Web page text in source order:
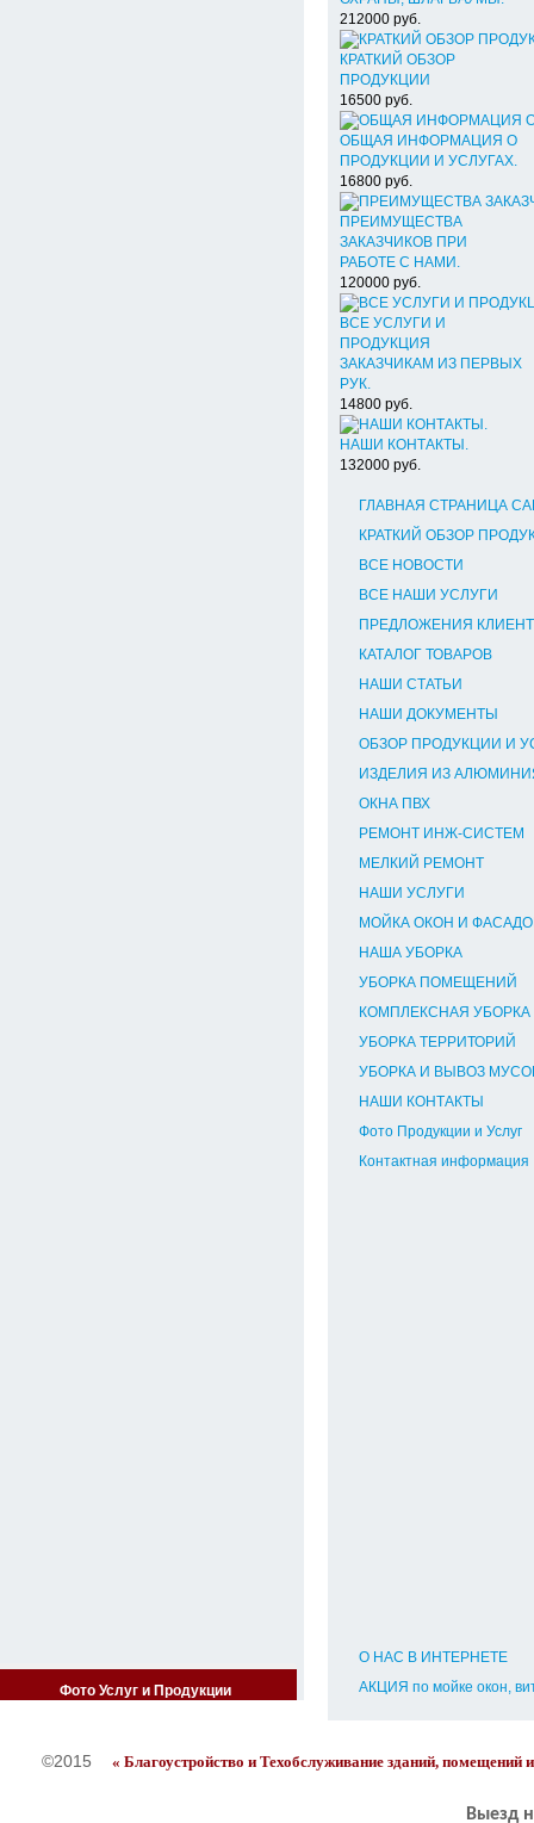
212000 руб.
КРАТКИЙ ОБЗОР
ПРОДУКЦИИ
16500 руб.
ОБЩАЯ ИНФОРМАЦИЯ О
ПРОДУКЦИИ И УСЛУГАХ.
16800 руб.
ПРЕИМУЩЕСТВА
ЗАКАЗЧИКОВ ПРИ
РАБОТЕ С НАМИ.
120000 руб.
ВСЕ УСЛУГИ И
ПРОДУКЦИЯ
ЗАКАЗЧИКАМ ИЗ ПЕРВЫХ
РУК.
14800 руб.
НАШИ КОНТАКТЫ.
132000 руб.
ГЛАВНАЯ СТРАНИЦА
КРАТКИЙ ОБЗОР
ВСЕ НОВОСТИ
ВСЕ НАШИ УСЛУГИ
ПРЕДЛОЖЕНИЯ
КАТАЛОГ ТОВАРОВ
НАШИ СТАТЬИ
НАШИ ДОКУМЕНТЫ
ОБЗОР ПРОДУКЦИИ И
ИЗДЕЛИЯ ИЗ
ОКНА ПВХ
РЕМОНТ ИНЖ-СИСТЕМ
МЕЛКИЙ РЕМОНТ
НАШИ УСЛУГИ
МОЙКА ОКОН И
НАША УБОРКА
УБОРКА ПОМЕЩЕНИЙ
КОМПЛЕКСНАЯ УБОРКА
УБОРКА ТЕРРИТОРИЙ
УБОРКА И ВЫВОЗ
НАШИ КОНТАКТЫ
Фото Продукции и Услуг
Контактная информация
O НАС В ИНТЕРНЕТЕ
АКЦИЯ по мойке окон,
http://rem-stroy-uborka.10ki.ru
Фото Услуг и Продукции
©2015 « Благоустройство и Техобслуживание зданий,
Выезд